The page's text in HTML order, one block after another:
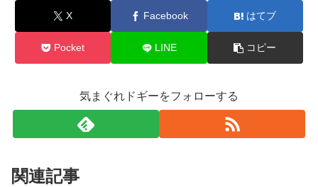
X Facebook はてブ
Pocket LINE コピー
気まぐれドギーをフォローする
関連記事